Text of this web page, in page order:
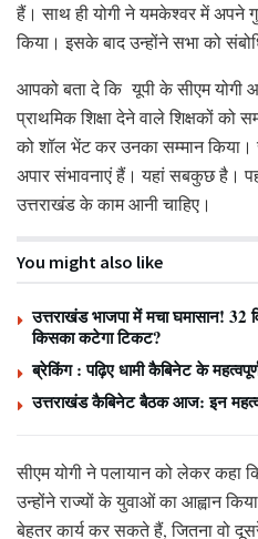
हैं। साथ ही योगी ने यमकेश्वर में अपने
किया। इसके बाद उन्होंने सभा को
आपको बता दे कि यूपी के सीएम योगी
प्राथमिक शिक्षा देने वाले शिक्षकों को
को शॉल भेंट कर उनका सम्मान किया।
अपार संभावनाएं हैं। यहां सबकुछ है।
उत्तराखंड के काम आनी चाहिए।
You might also like
उत्तराखंड भाजपा में मचा घमासान! 32
किसका कटेगा टिकट?
ब्रेकिंग : पढ़िए धामी कैबिनेट के
उत्तराखंड कैबिनेट बैठक आज: इन
सीएम योगी ने पलायान को लेकर कहा
उन्होंने राज्यों के युवाओं का आह्वान
बेहतर कार्य कर सकते हैं, जितना वो